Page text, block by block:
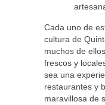
Cada uno de
cultura de
muchos de
frescos y
sea una
restaurantes y
maravillosa de